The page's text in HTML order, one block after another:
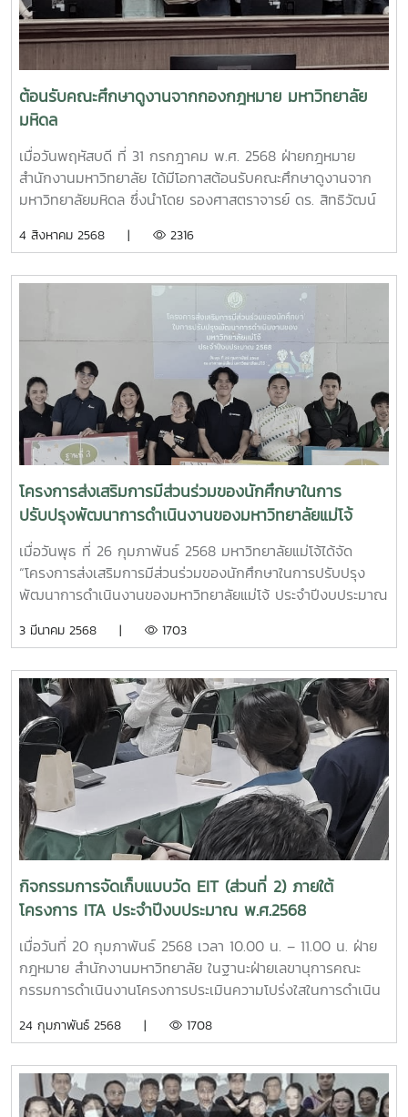
พาณิชย์ ตลอดจนแนวทางการบริหารจัดการทรัพย์สิน การดูแล
รักษา การจัดซื้อจัดจ้าง และการใช้ทรัพย์สินให้เกิดประโยชน์สูงสุด
นอกจากนั้น ในการนี้ มหาวิทยาลัยแม่โจ้ยังได้นำเสนอแนวทาง
การดำเนินงานในการจัดตั้ง University Holding Company
ซึ่งมหาวิทยาลัยแม่โจ้ได้นำร่องจัดตั้งบริษัทจำกัด ภายใต้ชื่อ
"บริษัท มาโกร โฮงดิ้ง จำกัด" และดำเนินงานมาแล้วตั้งแต่ปี พ.ศ.
2567 เพื่อให้มหาวิทยาลัยพะเยาได้ศึกษาเป็นแนวทางและนำไปปรับ
ใช้กับองค์กรต่อไป
ต้อนรับคณะศึกษาดูงานจากกองกฎหมาย มหาวิทยาลัย
มหิดล
เมื่อวันพฤหัสบดี ที่ 31 กรกฎาคม พ.ศ. 2568 ฝ่ายกฎหมาย
สำนักงานมหาวิทยาลัย ได้มีโอกาสต้อนรับคณะศึกษาดูงานจาก
มหาวิทยาลัยมหิดล ซึ่งนำโดย รองศาสตราจารย์ ดร. สิทธิวัฒน์
วิริยะสกุล ผู้อำนวยการกองกฎหมาย พร้อมด้วยบุคลากรในสังกัด
รวมทั้งสิ้น 13 คน ในส่วนของมหาวิทยาลัยแม่โจ้ ได้รับเกียรติจาก
รองศาสตราจารย์จักรพงษ์ พิมพ์พิมล รองอธิการบดี
มหาวิทยาลัยแม่โจ้ กล่าวต้อนรับคณะศึกษาดูงาน หลังจากนั้น
นายเสริมศักดิ์ ไชยทา นิติกรชำนาญการพิเศษ รักษาการใน
ตำแหน่งหัวหน้าฝ่ายกฎหมาย พร้อมด้วยบุคลากรในสังกัด รวม
ทั้งสิ้น 7 คน ได้นำเสนอภาพรวมโครงสร้างการบริหารงานของ
ฝ่ายกฎหมาย มหาวิทยาลัยแม่โจ้ และทั้งสองหน่วยงานได้ร่วมกัน
แลกเปลี่ยนเรียนรู้ประสบการณ์การทำงานด้านกฎหมายในสถาบัน
อุดมศึกษาตามพันธกิจของหน่วยงาน ไม่ว่าจะเป็นงานด้าน
นิติกรรมสัญญา งานคดีและสิทธิประโยชน์ งานสอบสวนทางวินัย
และจรรยาบรรณ ตลอดจนแนวทางการดำเนินงานในส่วนที่
เกี่ยวข้องกับหลักธรรมาภิบาลขององค์กร และโครงการประเมิน
คุณธรรมและความโปร่งในการดำเนินงานของหน่วยงานภาครัฐ
(ITA) นอกจากนั้น ทั้งสองหน่วยงานยังได้มีโอกาสแลกเปลี่ยน
เรียนรู้แนวทางในการยกระดับการดำเนินงานกฎหมายและธรรมาภิ
สองมหาวิทยาลัยจะสามารถนำมุมมองแนวคิดในการทำงานที่แลก
ไป
4 สิงหาคม 2568 | 2316
โครงการส่งเสริมการมีส่วนร่วมของนักศึกษาในการ
ปรับปรุงพัฒนาการดำเนินงานของมหาวิทยาลัยแม่โจ้
ประจำปีงบประมาณ พ.ศ. 2568
เมื่อวันพุธ ที่ 26 กุมภาพันธ์ 2568 มหาวิทยาลัยแม่โจ้ได้จัด
“โครงการส่งเสริมการมีส่วนร่วมของนักศึกษาในการปรับปรุง
พัฒนาการดำเนินงานของมหาวิทยาลัยแม่โจ้ ประจำปีงบประมาณ
บูรณาการความร่วมมือระหว่าง สำนักบริหารและพัฒนาวิชาการ
เพื่อดำเนินกิจกรรมการเปิดโอกาสให้นักศึกษา ซึ่งถือว่าเป็นผู้รับ
บริการหลักของมหาวิทยาลัย ได้เข้ามามีส่วนร่วมในการปรับปรุง
พัฒนาการดำเนินงานของมหาวิทยาลัย ผ่านการสะท้อนปัญหา
และให้ความคิดเห็นต่อการพัฒนามหาวิทยาลัย เพื่อที่จะนำผลการ
ดำเนินการดังกล่าวไปสู่กระบวนการปรับปรุงพัฒนาคุณภาพการ
ให้บริการของมหาวิทยาลัยต่อไป นอกจากนั้น ภายในงานยังมี
กิจกรรมการให้ความรู้ สอนการใช้งานระบบ E-service ที่
เกี่ยวข้องกับระบบลงทะเบียนต่าง ๆ ซึ่งเป็นสิ่งจำเป็นและเป็น
ประโยชน์ต่อตัวนักศึกษาเอง และมีกิจกรรมการสำรวจความคิด
เห็นของผู้เข้าร่วมโครงการ โดยมุ่งหวังให้เกิดการยกระดับ
มาตรฐานการดำเนินงานของมหาวิทยาลัยให้เกิดประโยชน์กับผู้รับ
บริการอย่างเป็นรูปธรรม ในโอกาสนี้ มีนักศึกษาจากทุกชั้นปีให้
ความสนใจเข้าร่วมกิจกรรมจำนวนมาก มีการร่วมสนุกตอบ
คำถามชิงรางวัล และในท้ายที่สุดนักศึกษามหาวิทยาลัยแม่โจ้ได้
เกิดความตระหนักในการมีส่วนร่วมต่อการปรับปรุงพัฒนา
มหาวิทยาลัยในโอกาสต่อไป
3 มีนาคม 2568 | 1703
กิจกรรมการจัดเก็บแบบวัด EIT (ส่วนที่ 2) ภายใต้
โครงการ ITA ประจำปีงบประมาณ พ.ศ.2568
เมื่อวันที่ 20 กุมภาพันธ์ 2568 เวลา 10.00 น. – 11.00 น. ฝ่าย
กฎหมาย สำนักงานมหาวิทยาลัย ในฐานะฝ่ายเลขานุการคณะ
กรรมการดำเนินงานโครงการประเมินความโปร่งใสในการดำเนิน
ดำเนินการจัดกิจกรรม “การจัดเก็บข้อมูลแบบวัดการรับรู้ของผู้มี
Transparency Assessment : EIT) กับการดำเนินงานของ
มหาวิทยาลัยแม่โจ้ (ส่วนที่ 2)” จากกลุ่มผู้นำนักศึกษา นักศึกษา
24 กุมภาพันธ์ 2568 | 1708